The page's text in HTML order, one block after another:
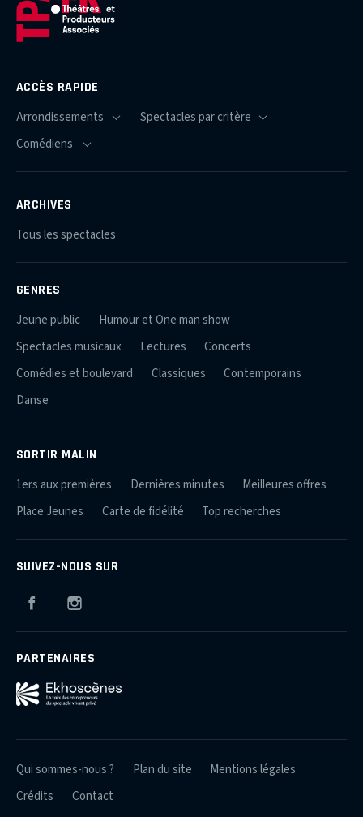
ACCÈS RAPIDE
ARCHIVES
Tous les spectacles
GENRES
Jeune public
Humour et One man show
Spectacles musicaux
Lectures
Concerts
Comédies et boulevard
Classiques
Contemporains
Danse
SORTIR MALIN
1ers aux premières Dernières minutes
Meilleures offres
Place Jeunes
Carte de fidélité Top recherches
SUIVEZ-NOUS SUR
Facebook
PARTENAIRES
Qui sommes-nous ? Plan du site
Mentions légales
Crédits
Contact